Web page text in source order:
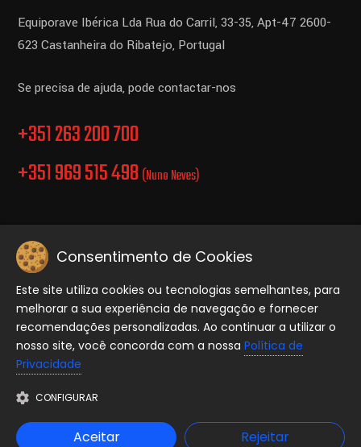
Equiporave Ibérica LdaRua do Carril, 33-35, Apt-47 2600-
623 Castanheira do Ribatejo, Portugal
Se precisa de ajuda, pode contactar-nos
+351 263 200 700
+351 969 515 498 (Nuno Neves)
Politica de Privacidade.
Copyright © 2026 Equiporave, Todos os direitos reservados..
Consentimento de Cookies
Este site utiliza cookies ou tecnologias semelhantes, para
melhorar a sua experiência de navegação e fornecer
recomendações personalizadas. Ao continuar a utilizar o
nosso site, você concorda com a nossa Política de
Privacidade
CONFIGURAR
Aceitar Rejeitar